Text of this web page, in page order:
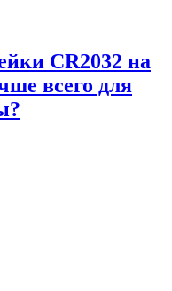
CR2032 на
всего для